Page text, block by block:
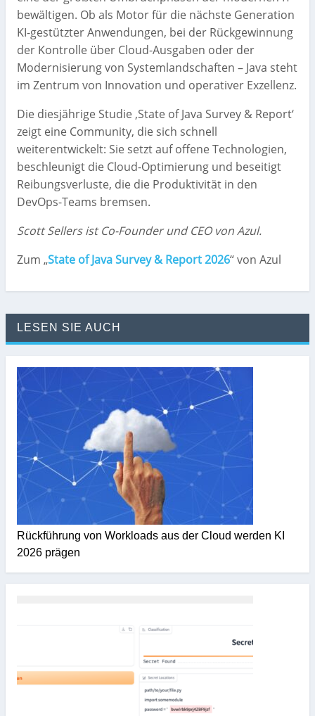
bewältigen. Ob als Motor für die nächste Generation
KI-gestützter Anwendungen, bei der Rückgewinnung
der Kontrolle über Cloud-Ausgaben oder der
Modernisierung von Systemlandschaften – Java steht
im Zentrum von Innovation und operativer Exzellenz.
Die diesjährige Studie ‚State of Java Survey & Report‘
zeigt eine Community, die sich schnell
weiterentwickelt: Sie setzt auf offene Technologien,
beschleunigt die Cloud-Optimierung und beseitigt
Reibungsverluste, die die Produktivität in den
DevOps-Teams bremsen.
Scott Sellers ist Co-Founder und CEO von Azul.
Zum „State of Java Survey & Report 2026“ von Azul
LESEN SIE AUCH
Rückführung von Workloads aus der Cloud werden KI
2026 prägen